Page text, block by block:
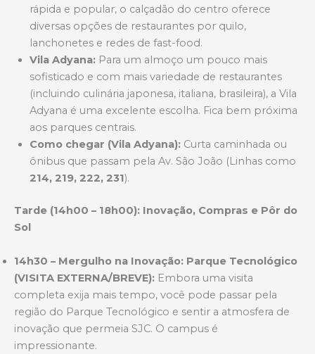
rápida e popular, o calçadão do centro oferece
diversas opções de restaurantes por quilo,
lanchonetes e redes de fast-food.
Vila Adyana:Para um almoço um pouco mais
sofisticado e com mais variedade de restaurantes
(incluindo culinária japonesa, italiana, brasileira), a Vila
Adyana é uma excelente escolha. Fica bem próxima
aos parques centrais.
Como chegar (Vila Adyana):Curta caminhada ou
ônibus que passam pela Av. São João (Linhas como
214, 219, 222, 231).
Tarde (14h00 – 18h00): Inovação, Compras e Pôr do
Sol
14h30 – Mergulho na Inovação: Parque Tecnológico
(VISITA EXTERNA/BREVE): Embora uma visita
completa exija mais tempo, você pode passar pela
região do Parque Tecnológico e sentir a atmosfera de
inovação que permeia SJC. O campus é
impressionante.